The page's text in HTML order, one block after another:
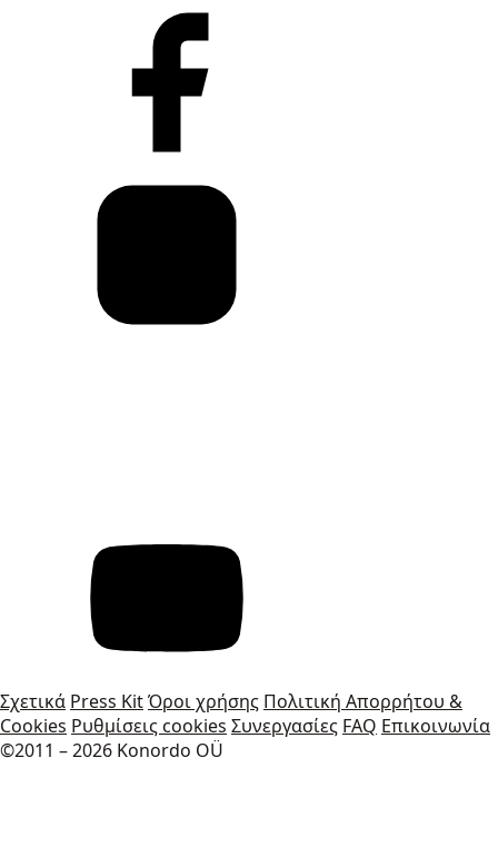
Σχετικά Press KitΌροι χρήσης Πολιτική Απορρήτου &
Cookies Ρυθμίσεις cookies Συνεργασίες FAQ Επικοινωνία
©2011 – 2026 Konordo OÜ